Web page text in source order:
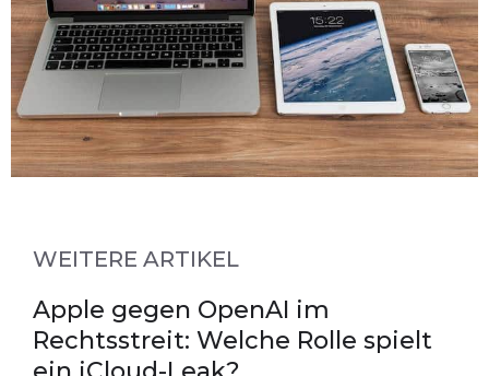
WEITERE ARTIKEL
Apple gegen OpenAI im
Rechtsstreit: Welche Rolle spielt